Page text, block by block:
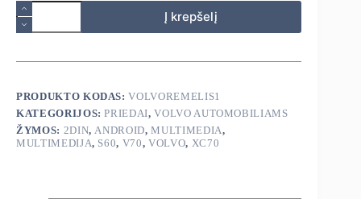
produkto
kiekis:
Volvo
V70;
2007
2
DIN
rėmelis
Į krepšelį
PRODUKTO KODAS:VOLVOREMELIS1
KATEGORIJOS:PRIEDAI,VOLVO AUTOMOBILIAMS
ŽYMOS: 2DIN, ANDROID,MULTIMEDIA,
MULTIMEDIJA, S60, V70, VOLVO, XC70